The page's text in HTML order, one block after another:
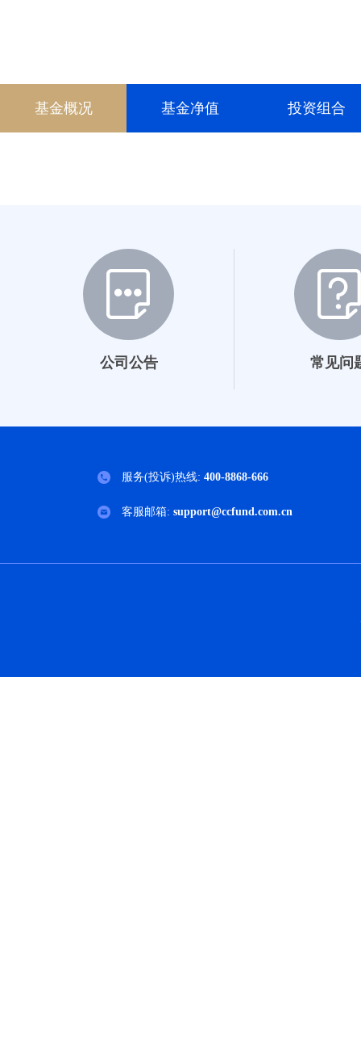
020181
024148
024149
027035
000030
022762
基金概况 基金净值 投资组合
公司公告 常见问
服务(投诉)热线: 400-8868-666
客服邮箱: support@ccfund.com.cn